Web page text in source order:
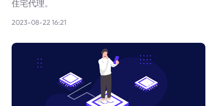
住宅代理。
2023-08-22 16:21